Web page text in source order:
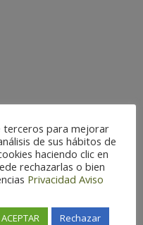
terceros para mejorar
de sus hábitos de
haciendo clic en
rechazarlas o bien
Privacidad Aviso
ACEPTAR Rechazar